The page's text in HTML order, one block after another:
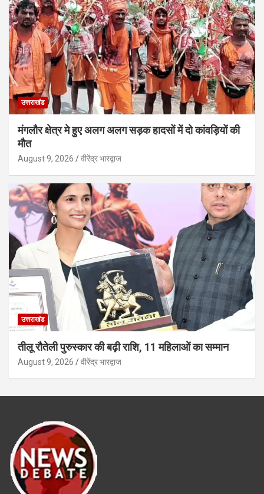
उत्तराखंड
मंगलौर क्षेत्र मे हुए अलग अलग सड़क हादसों में दो कांवड़ियों की
मौत
August 9, 2026 वीरेंद्र भारद्वाज
उत्तराखंड
तीलू रौतेली पुरुस्कार की बढ़ी राशि, 11 महिलाओं का सम्मान
August 9, 2026 वीरेंद्र भारद्वाज